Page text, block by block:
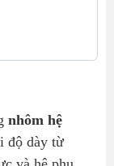
nhôm hệ
độ dày từ